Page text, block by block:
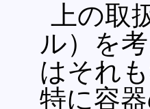
上の
ル）を
はそれ
特に容